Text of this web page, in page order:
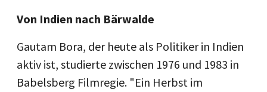
Von Indien nach Bärwalde
Gautam Bora, der heute als Politiker in Indien
aktiv ist, studierte zwischen 1976 und 1983 in
Babelsberg Filmregie. "Ein Herbst im